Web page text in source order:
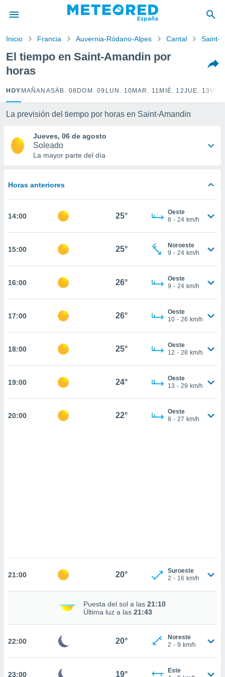
por
para
la
calidad.
a este
las
y
forma
basada
permite
coste.
botón
a la
todas
ya sean
nos
en
perfil
y
de
En
CONTINUAR
Inicio Francia Auvernia-Ródano-Alpes Cantal Saint-
El tiempo en Saint-Amandin por
horas
HOY MAÑANASÁB. 08 DOM. 09 LUN. 10 MAR. 11 MIÉ. 12JUE. 13VIE.
La previsión del tiempo por horas en Saint-Amandin
Jueves, 06 de agosto
Soleado
La mayor parte del día
Horas anteriores
14:00 25°
Oeste
8 - 24 km/h
15:00 25°
Noroeste
9 - 24 km/h
16:00 26°
Oeste
9 - 24 km/h
17:00 26°
Oeste
10 - 26 km/h
18:00 25°
Oeste
12 - 28 km/h
19:00 24°
Oeste
13 - 29 km/h
20:00 22°
Oeste
8 - 27 km/h
21:00 20°
Suroeste
2 - 16 km/h
Puesta del sol a las 21:10
Última luz a las 21:43
22:00 20°
Noreste
2 - 9 km/h
23:00 19°
Este